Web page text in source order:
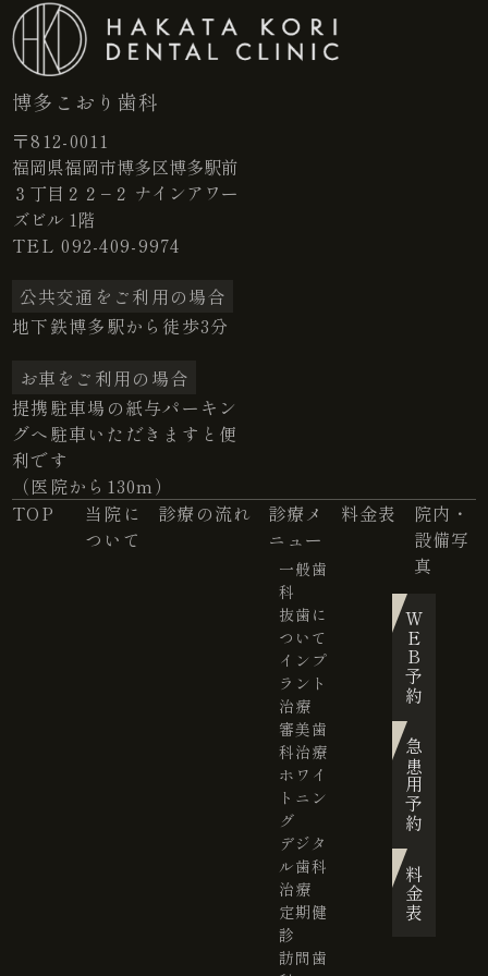
WEB予約
急患用予約
料金表
博多こおり歯科
〒812-0011
福岡県福岡市博多区博多駅前
３丁目２２−２ ナインアワー
ズビル 1階
TEL092-409-9974
公共交通をご利用の場合
地下鉄博多駅から徒歩3分
お車をご利用の場合
提携駐車場の紙与パーキン
グへ駐車いただきますと便
利です
（医院から130m）
TOP
当院に
ついて
診療の流れ
診療メ
ニュー
一般歯
科
抜歯に
ついて
インプ
ラント
治療
審美歯
科治療
ホワイ
トニン
グ
デジタ
ル歯科
治療
定期健
診
訪問歯
料金表
院内・
設備写
真